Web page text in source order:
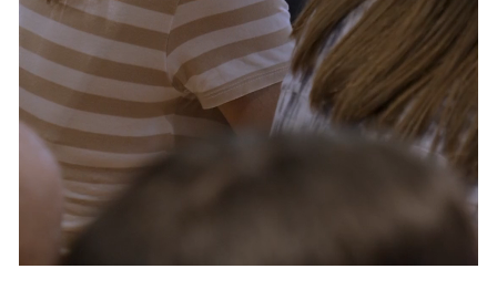
Servizi e accessibilità
Contatti
FAQ
Biglietti